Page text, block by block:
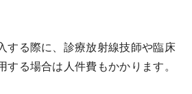
する際に、診療放射線技師や臨床
する場合は人件費もかかります。